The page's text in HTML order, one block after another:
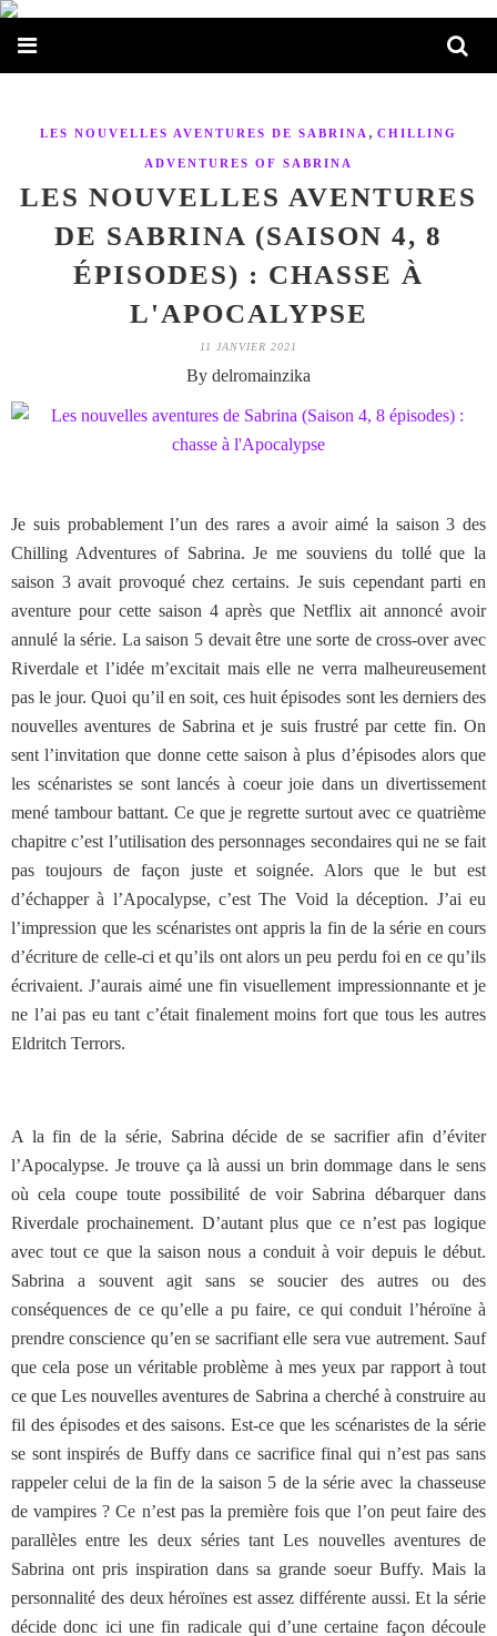
LES NOUVELLES AVENTURES DE SABRINA , CHILLING
ADVENTURES OF SABRINA
LES NOUVELLES AVENTURES
DE SABRINA (SAISON 4, 8
ÉPISODES) : CHASSE À
L'APOCALYPSE
11 JANVIER 2021
By delromainzika
Je suis probablement l’un des rares a avoir aimé la saison 3 des
Chilling Adventures of Sabrina. Je me souviens du tollé que la
saison 3 avait provoqué chez certains. Je suis cependant parti en
aventure pour cette saison 4 après que Netflix ait annoncé avoir
annulé la série. La saison 5 devait être une sorte de cross-over avec
Riverdale et l’idée m’excitait mais elle ne verra malheureusement
pas le jour. Quoi qu’il en soit, ces huit épisodes sont les derniers des
nouvelles aventures de Sabrina et je suis frustré par cette fin. On
sent l’invitation que donne cette saison à plus d’épisodes alors que
les scénaristes se sont lancés à coeur joie dans un divertissement
mené tambour battant. Ce que je regrette surtout avec ce quatrième
chapitre c’est l’utilisation des personnages secondaires qui ne se fait
pas toujours de façon juste et soignée. Alors que le but est
d’échapper à l’Apocalypse, c’est The Void la déception. J’ai eu
l’impression que les scénaristes ont appris la fin de la série en cours
d’écriture de celle-ci et qu’ils ont alors un peu perdu foi en ce qu’ils
écrivaient. J’aurais aimé une fin visuellement impressionnante et je
ne l’ai pas eu tant c’était finalement moins fort que tous les autres
Eldritch Terrors.
A la fin de la série, Sabrina décide de se sacrifier afin d’éviter
l’Apocalypse. Je trouve ça là aussi un brin dommage dans le sens
où cela coupe toute possibilité de voir Sabrina débarquer dans
Riverdale prochainement. D’autant plus que ce n’est pas logique
avec tout ce que la saison nous a conduit à voir depuis le début.
Sabrina a souvent agit sans se soucier des autres ou des
conséquences de ce qu’elle a pu faire, ce qui conduit l’héroïne à
prendre conscience qu’en se sacrifiant elle sera vue autrement. Sauf
que cela pose un véritable problème à mes yeux par rapport à tout
ce que Les nouvelles aventures de Sabrina a cherché à construire au
fil des épisodes et des saisons. Est-ce que les scénaristes de la série
se sont inspirés de Buffy dans ce sacrifice final qui n’est pas sans
rappeler celui de la fin de la saison 5 de la série avec la chasseuse
de vampires ? Ce n’est pas la première fois que l’on peut faire des
parallèles entre les deux séries tant Les nouvelles aventures de
Sabrina ont pris inspiration dans sa grande soeur Buffy. Mais la
personnalité des deux héroïnes est assez différente aussi. Et la série
décide donc ici une fin radicale qui d’une certaine façon découle